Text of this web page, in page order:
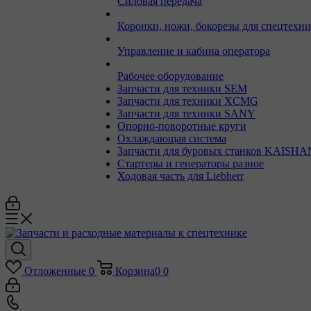
Коронки, ножи, бокорезы для
Управление и кабина оператора
Рабочее оборудование
Запчасти для техники SEM
Запчасти для техники XCMG
Запчасти для техники SANY
Опорно-поворотные круги
Охлаждающая система
Запчасти для буровых станков
Стартеры и генераторы разное
Ходовая часть для Liebherr
Отложенные 0 Корзина0 0